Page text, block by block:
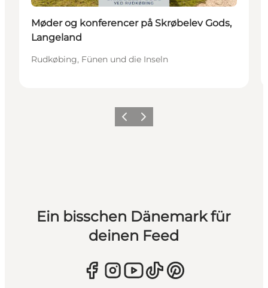
Møder og konferencer på Skrøbelev Gods,
Langeland
Rudkøbing, Fünen und die Inseln
ZurückWeiter
Ein bisschen Dänemark für
deinen Feed